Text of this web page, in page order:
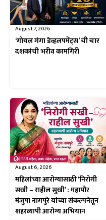
August 7, 2026
‘गोयल गंगा डेव्हलपमेंट्स’ ची चार
दशकांची भरीव कामगिरी
August 6, 2026
महिलांच्या आरोग्यासाठी ‘निरोगी
सखी – राहील सुखी’ : महापौर
मंजुषा नागपुरे यांच्या संकल्पनेतून
शहरव्यापी आरोग्य अभियान